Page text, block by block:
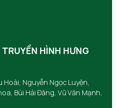
HÌNH HƯNG
Nguyễn Ngọc Luyện,
Bùi Hải Đăng, Vũ Văn Mạnh,